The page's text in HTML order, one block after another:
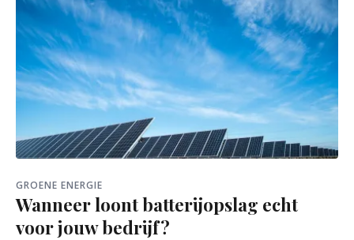
GROENE ENERGIE
Wanneer loont batterijopslag echt
voor jouw bedrijf?